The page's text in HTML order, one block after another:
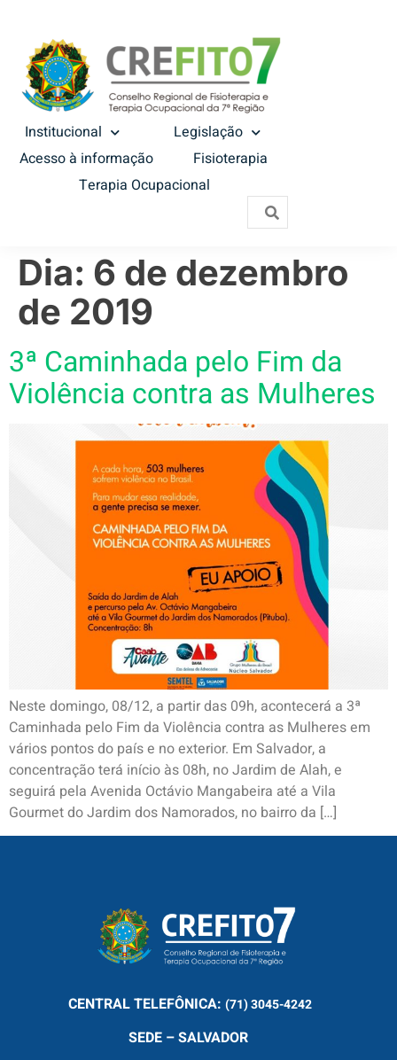
Institucional
Legislação
Acesso à informação
Fisioterapia
Terapia Ocupacional
Dia: 6 de dezembro
de 2019
3ª Caminhada pelo Fim da
Violência contra as Mulheres
Neste domingo, 08/12, a partir das 09h, acontecerá a 3ª
Caminhada pelo Fim da Violência contra as Mulheres em
vários pontos do país e no exterior. Em Salvador, a
concentração terá início às 08h, no Jardim de Alah, e
seguirá pela Avenida Octávio Mangabeira até a Vila
Gourmet do Jardim dos Namorados, no bairro da […]
CENTRALTELEFÔNICA: (71) 3045-4242
SEDE – SALVADOR